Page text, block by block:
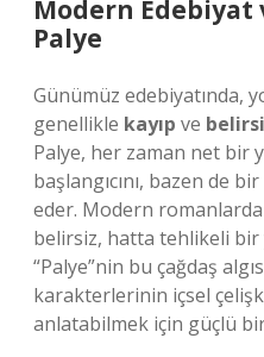
Modern Edebiyat
Palye
Günümüz edebiyatında,
genellikle kayıp ve
Palye, her zaman net bir
başlangıcını, bazen de
eder. Modern
belirsiz, hatta tehlikeli
“Palye”nin bu çağdaş
karakterlerinin içsel
anlatabilmek için güçlü